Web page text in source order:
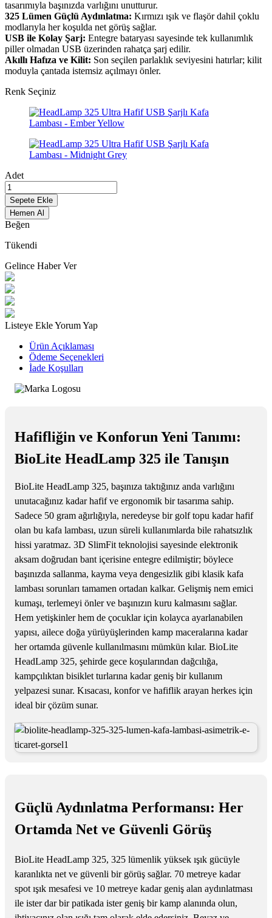
tasarımıyla başınızda varlığını unutturur.
325 Lümen Güçlü Aydınlatma: Kırmızı ışık ve flaşör dahil çoklu
modlarıyla her koşulda net görüş sağlar.
USB ile Kolay Şarj: Entegre bataryası sayesinde tek kullanımlık
piller olmadan USB üzerinden rahatça şarj edilir.
Akıllı Hafıza ve Kilit: Son seçilen parlaklık seviyesini hatırlar; kilit
moduyla çantada istemsiz açılmayı önler.
Renk Seçiniz
Adet
Sepete Ekle
Hemen Al
Beğen
Tükendi
Gelince Haber Ver
Listeye EkleYorum Yap
Ürün Açıklaması
Ödeme Seçenekleri
İade Koşulları
Hafifliğin ve Konforun Yeni Tanımı:
BioLite HeadLamp 325 ile Tanışın
BioLite HeadLamp 325, başınıza taktığınız anda varlığını
unutacağınız kadar hafif ve ergonomik bir tasarıma sahip.
Sadece 50 gram ağırlığıyla, neredeyse bir golf topu kadar hafif
olan bu kafa lambası, uzun süreli kullanımlarda bile rahatsızlık
hissi yaratmaz. 3D SlimFit teknolojisi sayesinde elektronik
aksam doğrudan bant içerisine entegre edilmiştir; böylece
başınızda sallanma, kayma veya dengesizlik gibi klasik kafa
lambası sorunları tamamen ortadan kalkar. Gelişmiş nem emici
kumaşı, terlemeyi önler ve başınızın kuru kalmasını sağlar.
Hem yetişkinler hem de çocuklar için kolayca ayarlanabilen
yapısı, ailece doğa yürüyüşlerinden kamp maceralarına kadar
her ortamda güvenle kullanılmasını mümkün kılar. BioLite
HeadLamp 325, şehirde gece koşularından dağcılığa,
kampçılıktan bisiklet turlarına kadar geniş bir kullanım
yelpazesi sunar. Kısacası, konfor ve hafiflik arayan herkes için
ideal bir çözüm sunar.
Güçlü Aydınlatma Performansı: Her
Ortamda Net ve Güvenli Görüş
BioLite HeadLamp 325, 325 lümenlik yüksek ışık gücüyle
karanlıkta net ve güvenli bir görüş sağlar. 70 metreye kadar
spot ışık mesafesi ve 10 metreye kadar geniş alan aydınlatması
ile ister dar bir patikada ister geniş bir kamp alanında olun,